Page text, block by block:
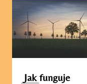
Jak funguje